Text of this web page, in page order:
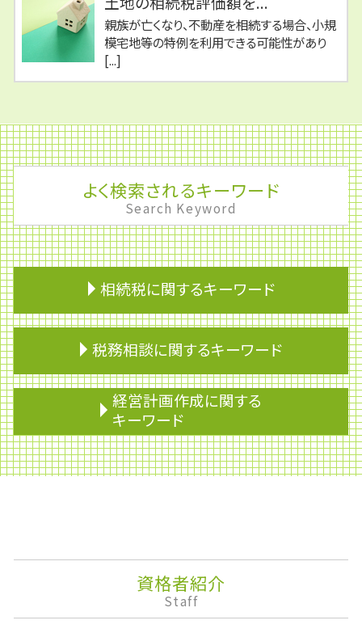
親族が亡くなり、不動産を相続する場合、小規
模宅地等の特例を利用できる可能性があり
[...]
よく検索されるキーワード
Search Keyword
相続税に関するキーワード
準確定申告 還付 期限
分割協議
相続トラブル
相続税 基礎控除
贈与税 親子
相続 不動産 兄弟
不動産 相続税
相続税 配偶者控除
再婚 相続
税務相談に関するキーワード
確定申告 不動産所得
私的整理
無申告加算税
税理士 乗り換え
節税対策 法人
経営計画作成に関する
キーワード
株価算定
資産運用
株主配分
株式移転
資格者紹介
Staff